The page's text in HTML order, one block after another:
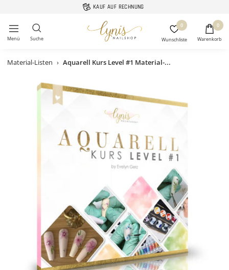
Inhalt
KAUF AUF RECHNUNG
Navigation
Lynis-
Nailshop
0 0
Material-Listen › Aquarell Kurs Level #1 Material-...